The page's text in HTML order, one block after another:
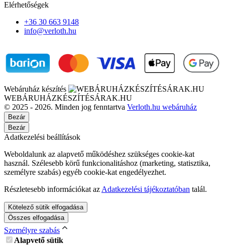
Elérhetőségek
+36 30 663 9148
info@verloth.hu
Webáruház készítés
WEBÁRUHÁZKÉSZÍTÉSÁRAK.HU
© 2025 - 2026. Minden jog fenntartva Verloth.hu webáruház
Bezár
Bezár
Adatkezelési beállítások
Weboldalunk az alapvető működéshez szükséges cookie-kat
használ. Szélesebb körű funkcionalitáshoz (marketing, statisztika,
személyre szabás) egyéb cookie-kat engedélyezhet.
Részletesebb információkat az Adatkezelési tájékoztatóban talál.
Kötelező sütik elfogadása
Összes elfogadása
Személyre szabás
Alapvető sütik